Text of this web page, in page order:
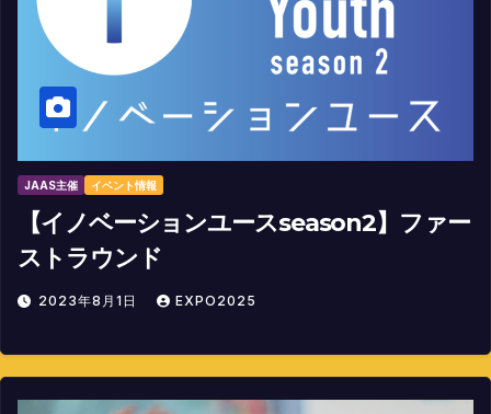
JAAS主催 イベント情報
【イノベーションユースseason2】ファー
ストラウンド
2023年8月1日 EXPO2025